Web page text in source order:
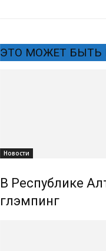
ЭТО МОЖЕТ БЫТЬ
Новости
В Республике
глэмпинг